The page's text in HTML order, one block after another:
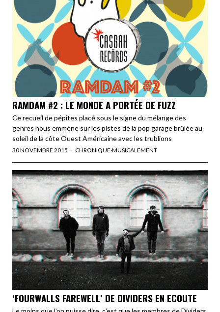
RAMDAM #2 : LE MONDE A PORTÉE DE FUZZ
Ce recueil de pépites placé sous le signe du mélange des
genres nous emmène sur les pistes de la pop garage brûlée au
soleil de la côte Ouest Américaine avec les trublions
30 NOVEMBRE 2015 CHRONIQUE·MUSICALEMENT
‘FOURWALLS FAREWELL’ DE DIVIDERS EN ECOUTE